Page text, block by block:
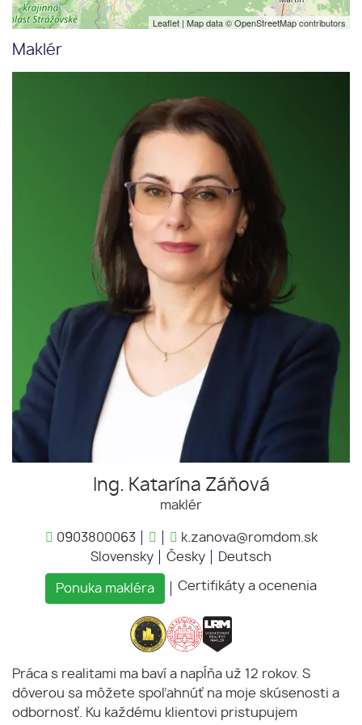
Leaflet | Map data ©OpenStreetMapcontributors
Maklér
Ing. Katarína Záňová
maklér
0903800063
k.zanova@romdom.sk
Slovensky
Česky Deutsch
Ponuka makléra Certifikáty a ocenenia
Práca s realitami ma baví a napĺňa už 12 rokov. S
dôverou sa môžete spoľahnúť na moje skúsenosti a
odbornosť. Ku každému klientovi pristupujem